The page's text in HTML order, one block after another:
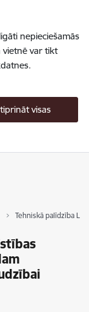
nepieciešamās
vietnē var tikt
visas
Tehniskā palīdzība